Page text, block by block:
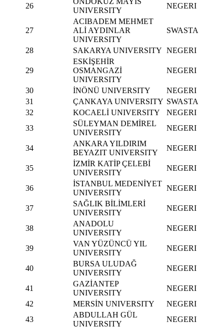
26
UNIVERSITY
NEGERI
27
ACIBADEM MEHMET
ALİ AYDINLAR
UNIVERSITY
SWASTA
28 SAKARYA UNIVERSITY NEGERI
29
ESKİŞEHİR
OSMANGAZİ
UNIVERSITY
NEGERI
30 İNÖNÜ UNIVERSITY
NEGERI
31
ÇANKAYA UNIVERSITY SWASTA
32
KOCAELİ UNIVERSITY
NEGERI
33
SÜLEYMAN DEMİREL
UNIVERSITY
NEGERI
34
ANKARA YILDIRIM
BEYAZIT UNIVERSITY
NEGERI
35
İZMİR KATİP ÇELEBİ
UNIVERSITY
NEGERI
36
İSTANBUL MEDENİYET
UNIVERSITY
NEGERI
37
SAĞLIK BİLİMLERİ
UNIVERSITY
NEGERI
38
ANADOLU
UNIVERSITY
NEGERI
39
VAN YÜZÜNCÜ YIL
UNIVERSITY
NEGERI
40
BURSA ULUDAĞ
UNIVERSITY
NEGERI
41
GAZİANTEP
UNIVERSITY
NEGERI
42
MERSİN UNIVERSITY
NEGERI
43
ABDULLAH GÜL
UNIVERSITY
NEGERI